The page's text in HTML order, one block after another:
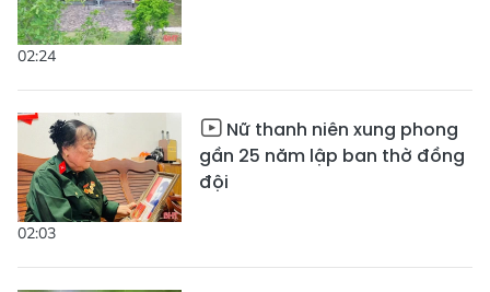
02:24
02:03
Nữ thanh niên xung phong
gần 25 năm lập ban thờ đồng
đội